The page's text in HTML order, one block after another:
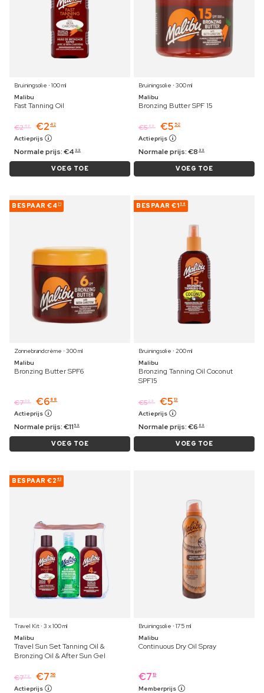
Bruiningsolie ⋅ 100 ml
Malibu
Fast Tanning Oil
€2 49 €2 42
Actieprijs
Normale prijs:€4 99
VOEG TOE
Bruiningsolie ⋅ 300 ml
Malibu
Bronzing Butter SPF 15
€5 69 €5 52
Actieprijs
Normale prijs:€8 99
VOEG TOE
BESPAAR €4 71
Zonnebrandcrème ⋅ 300 ml
Malibu
Bronzing Butter SPF6
€709 €6 88
Actieprijs
Normale prijs:€11 59
VOEG TOE
BESPAAR €1 56
Bruiningsolie ⋅ 200 ml
Malibu
Bronzing Tanning Oil Coconut
SPF15
€529 €5 13
Actieprijs
Normale prijs:€6 69
VOEG TOE
BESPAAR €2 43
Travel Kit ⋅ 3 x 100 ml
Malibu
Travel Sun Set Tanning Oil &
Bronzing Oil & After Sun Gel
€779 €7 56
Actieprijs
Bruiningsolie ⋅ 175 ml
Malibu
Continuous Dry Oil Spray
€7 19
Memberprijs